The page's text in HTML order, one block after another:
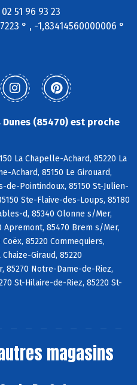
51 96 93 23
° , -1,83414560000006 °
(85470) est proche
La Chapelle-Achard, 85220 La
Achard, 85150 Le Girouard,
de-Pointindoux, 85150 St-Julien-
Ste-Flaive-des-Loups, 85180
d, 85340 Olonne s/Mer,
Apremont, 85470 Brem s/Mer,
85220 Commequiers,
Giraud, 85220
85270 Notre-Dame-de-Riez,
St-Hilaire-de-Riez, 85220 St-
magasins